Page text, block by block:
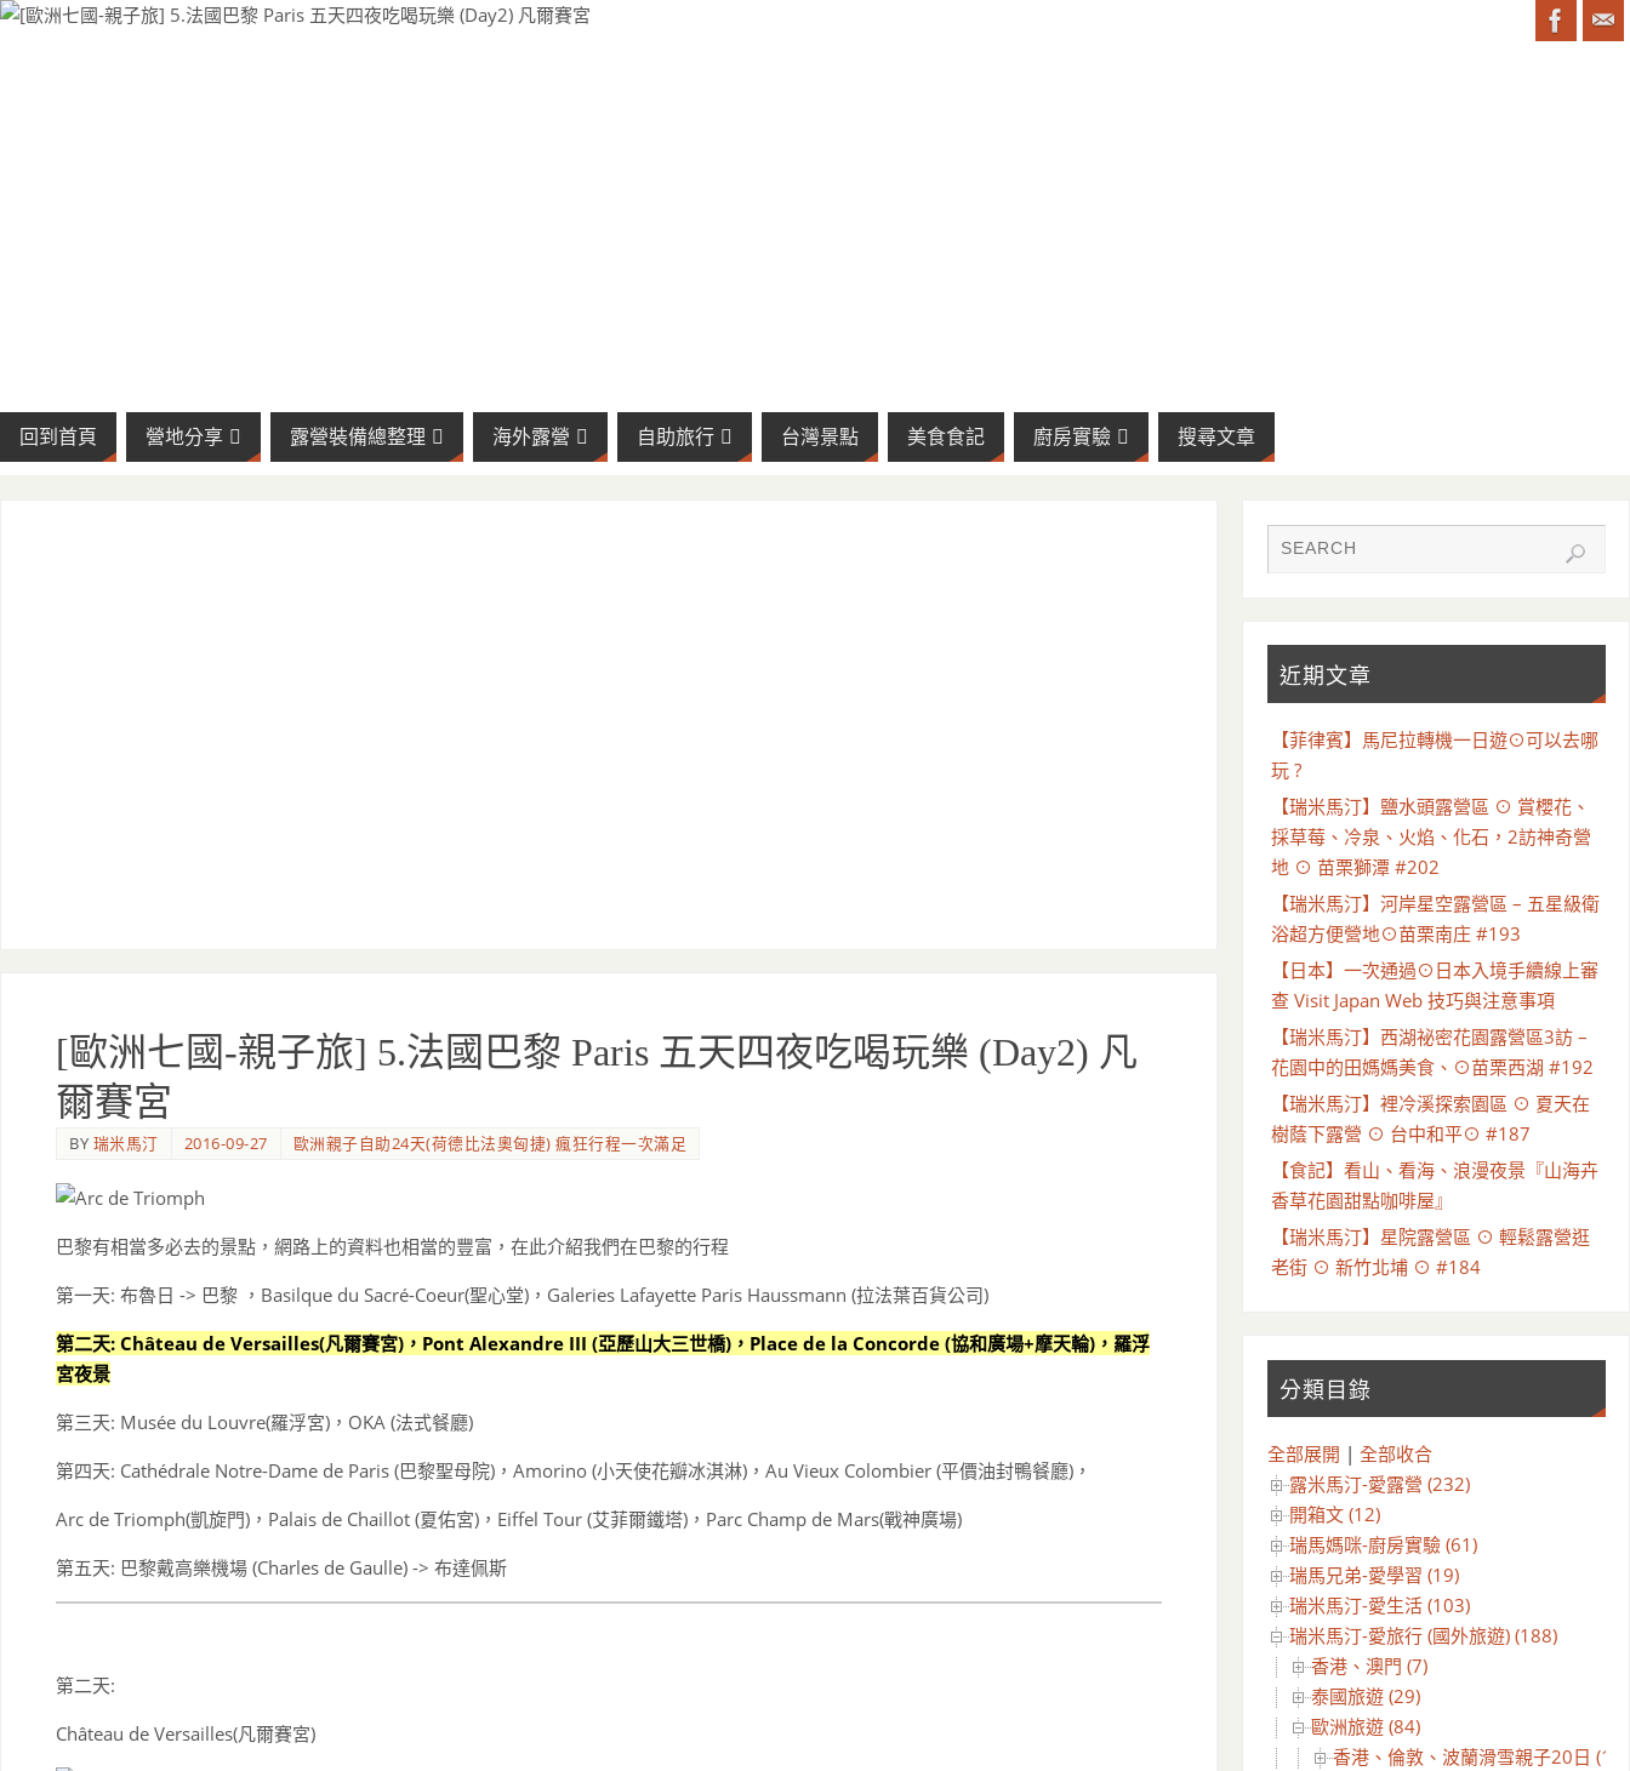
回到首頁 營地分享 露營裝備總整理 海外露營 自助旅行 台灣景點 美食食記 廚房實驗 搜尋文章
[歐洲七國-親子旅] 5.法國巴黎 Paris 五天四夜吃喝玩樂 (Day2) 凡
爾賽宮
BY 瑞米馬汀 2016-09-27 歐洲親子自助24天(荷德比法奧匈捷) 瘋狂行程一次滿足
巴黎有相當多必去的景點，網路上的資料也相當的豐富，在此介紹我們在巴黎的行程
第一天: 布魯日 -> 巴黎 ，Basilque du Sacré-Coeur(聖心堂)，Galeries Lafayette Paris Haussmann (拉法葉百貨公司)
第二天: Château de Versailles(凡爾賽宮)，Pont Alexandre III (亞歷山大三世橋)，Place de la Concorde (協和廣場+摩天輪)，羅浮
宮夜景
第三天: Musée du Louvre(羅浮宮)，OKA (法式餐廳)
第四天: Cathédrale Notre-Dame de Paris (巴黎聖母院)，Amorino (小天使花瓣冰淇淋)，Au Vieux Colombier (平價油封鴨餐廳)，
Arc de Triomph(凱旋門)，Palais de Chaillot (夏佑宮)，Eiffel Tour (艾菲爾鐵塔)，Parc Champ de Mars(戰神廣場)
第五天: 巴黎戴高樂機場 (Charles de Gaulle) -> 布達佩斯
第二天:
Château de Versailles(凡爾賽宮)
近期文章
【菲律賓】馬尼拉轉機一日遊⊙可以去哪
玩 ?
【瑞米馬汀】鹽水頭露營區 ⊙ 賞櫻花、
採草莓、冷泉、火焰、化石，2訪神奇營
地 ⊙ 苗栗獅潭 #202
【瑞米馬汀】河岸星空露營區 – 五星級衛
浴超方便營地⊙苗栗南庄 #193
【日本】一次通過⊙日本入境手續線上審
查 Visit Japan Web 技巧與注意事項
【瑞米馬汀】西湖祕密花園露營區3訪 –
花園中的田媽媽美食、⊙苗栗西湖 #192
【瑞米馬汀】裡冷溪探索園區 ⊙ 夏天在
樹蔭下露營 ⊙ 台中和平⊙ #187
【食記】看山、看海、浪漫夜景『山海卉
香草花園甜點咖啡屋』
【瑞米馬汀】星院露營區 ⊙ 輕鬆露營逛
老街 ⊙ 新竹北埔 ⊙ #184
分類目錄
全部展開 | 全部收合
露米馬汀-愛露營 (232)
開箱文 (12)
瑞馬媽咪-廚房實驗 (61)
瑞馬兄弟-愛學習 (19)
瑞米馬汀-愛生活 (103)
瑞米馬汀-愛旅行 (國外旅遊) (188)
香港、澳門 (7)
泰國旅遊 (29)
歐洲旅遊 (84)
香港、倫敦、波蘭滑雪親子20日 (1)